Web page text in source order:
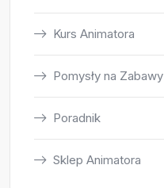
Kurs Animatora
Pomysły na Zabawy
Poradnik
Sklep Animatora